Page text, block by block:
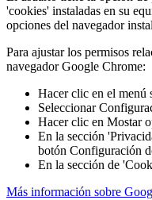
'cookies' instaladas en su
opciones del navegador
Para ajustar los permisos
navegador Google Chrome:
Hacer clic en el menú
Seleccionar
Hacer clic en Mostar
En la sección
botón Configuración
En la sección de
Más información sobre